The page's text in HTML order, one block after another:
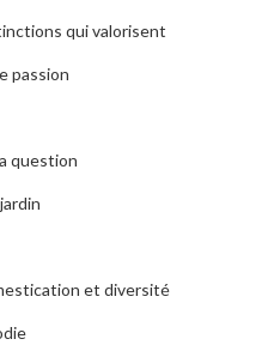
qui valorisent
passion
question
et diversité